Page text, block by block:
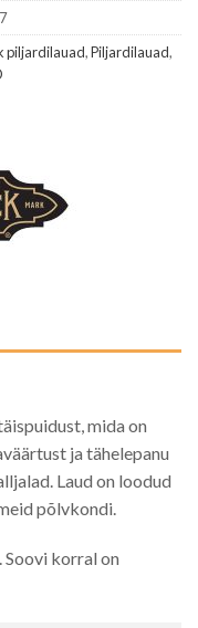
piljardilauad,Piljardilauad,
mida on
ja tähelepanu
Laud on loodud
põlvkondi.
Soovi korral on